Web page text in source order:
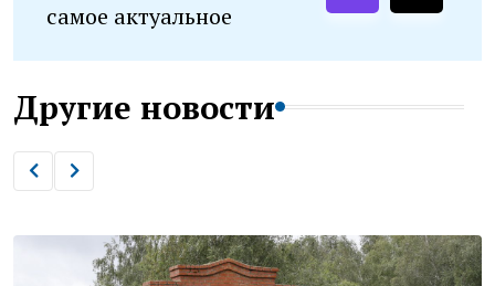
самое актуальное
Другие новости